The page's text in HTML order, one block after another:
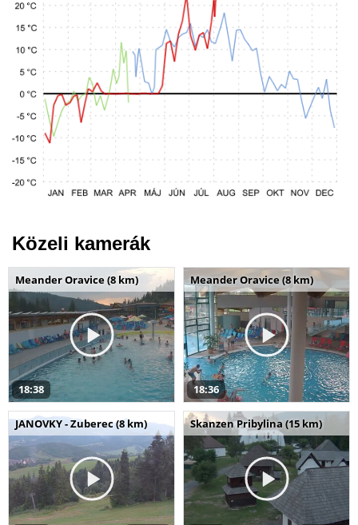
Közeli kamerák
Meander Oravice (8 km)
18:38
Meander Oravice (8 km)
18:36
JANOVKY - Zuberec (8 km) Skanzen Pribylina (15 km)